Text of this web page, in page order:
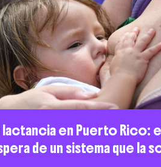
lactancia en Puerto Rico:
de un sistema que la